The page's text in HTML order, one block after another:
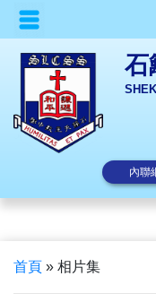
石
內聯
首頁 » 相片集